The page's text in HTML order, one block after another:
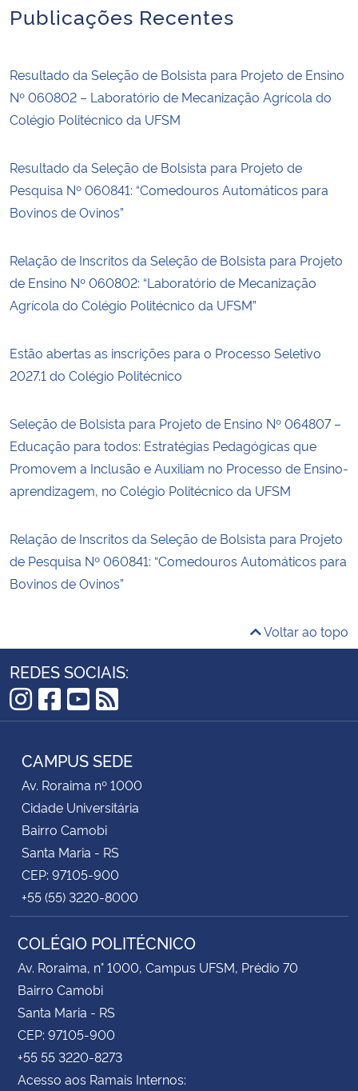
Publicações Recentes
Resultado da Seleção de Bolsista para Projeto de Ensino
Nº 060802 – Laboratório de Mecanização Agrícola do
Colégio Politécnico da UFSM
Resultado da Seleção de Bolsista para Projeto de
Pesquisa Nº 060841: “Comedouros Automáticos para
Bovinos de Ovinos”
Relação de Inscritos da Seleção de Bolsista para Projeto
de Ensino Nº 060802: “Laboratório de Mecanização
Agrícola do Colégio Politécnico da UFSM”
Estão abertas as inscrições para o Processo Seletivo
2027.1 do Colégio Politécnico
Seleção de Bolsista para Projeto de Ensino Nº 064807 –
Educação para todos: Estratégias Pedagógicas que
Promovem a Inclusão e Auxiliam no Processo de Ensino-
aprendizagem, no Colégio Politécnico da UFSM
Relação de Inscritos da Seleção de Bolsista para Projeto
de Pesquisa Nº 060841: “Comedouros Automáticos para
Bovinos de Ovinos”
Voltar ao topo
REDES SOCIAIS:
Instagram
Facebook
YouTube
RSS
CAMPUS SEDE
Av. Roraima nº 1000
Cidade Universitária
Bairro Camobi
Santa Maria - RS
CEP: 97105-900
+55 (55) 3220-8000
COLÉGIO POLITÉCNICO
Av. Roraima, n° 1000, Campus UFSM, Prédio 70
Bairro Camobi
Santa Maria - RS
CEP: 97105-900
+55 55 3220-8273
Acesso aos Ramais Internos: